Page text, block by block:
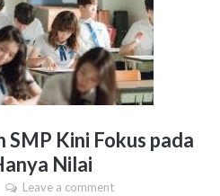
SMP Kini Fokus pada
Nilai
Leave a comment